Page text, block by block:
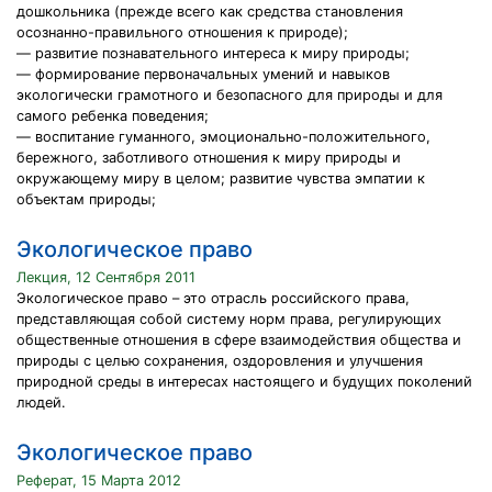
дошкольника (прежде всего как средства становления
осознанно-правильного отношения к природе);
— развитие познавательного интереса к миру природы;
— формирование первоначальных умений и навыков
экологически грамотного и безопасного для природы и для
самого ребенка поведения;
— воспитание гуманного, эмоционально-положительного,
бережного, заботливого отношения к миру природы и
окружающему миру в целом; развитие чувства эмпатии к
объектам природы;
Экологическое право
Лекция, 12 Сентября 2011
Экологическое право – это отрасль российского права,
представляющая собой систему норм права, регулирующих
общественные отношения в сфере взаимодействия общества и
природы с целью сохранения, оздоровления и улучшения
природной среды в интересах настоящего и будущих поколений
людей.
Экологическое право
Реферат, 15 Марта 2012